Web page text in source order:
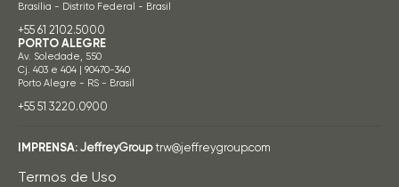
Brasília - Distrito Federal - Brasil
+55 61 2102.5000
PORTO ALEGRE
Av. Soledade, 550
Cj. 403 e 404 | 90470-340
Porto Alegre - RS - Brasil
+55 51 3220.0900
IMPRENSA: JeffreyGroup trw@jeffreygroup.com
Termos de Uso